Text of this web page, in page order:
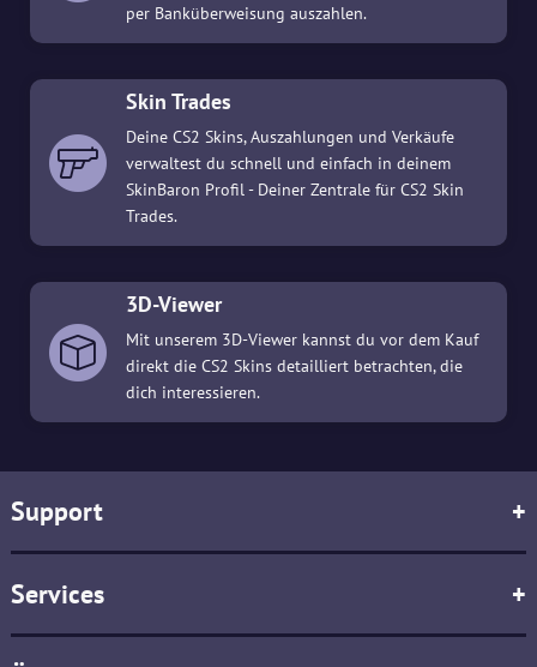
per Banküberweisung auszahlen.
Skin Trades
Deine CS2 Skins, Auszahlungen und Verkäufe
verwaltest du schnell und einfach in deinem
SkinBaron Profil - Deiner Zentrale für CS2 Skin
Trades.
3D-Viewer
Mit unserem 3D-Viewer kannst du vor dem Kauf
direkt die CS2 Skins detailliert betrachten, die
dich interessieren.
Support +
Services +